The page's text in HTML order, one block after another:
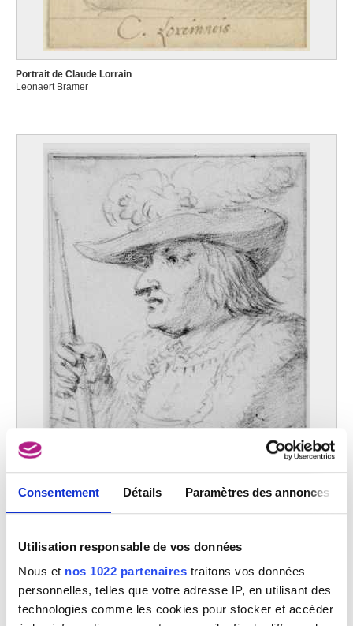
Consentement Détails Paramètres des annonces
Utilisation responsable de vos données
Nous et nos 1022 partenaires traitons vos données
personnelles, telles que votre adresse IP, en utilisant des
technologies comme les cookies pour stocker et accéder
Portrait de Claude Lorrain
Leonaert Bramer